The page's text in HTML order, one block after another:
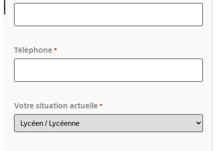
2 jours de formation pour «
CREATIVITE EN ARTS PLASTIQUES
Téléphone *
Votre situation actuelle *